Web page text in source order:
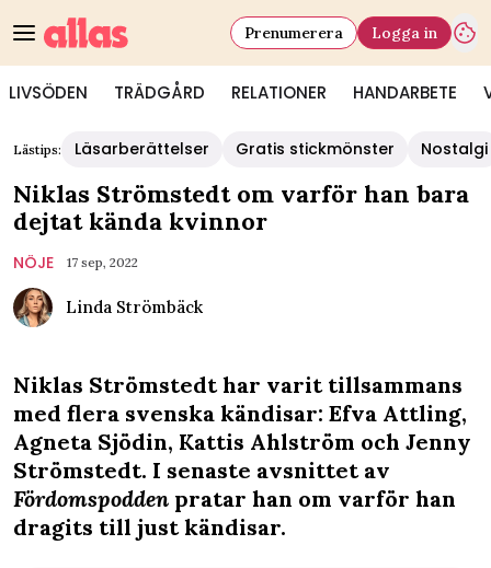
LIVSÖDEN TRÄDGÅRD RELATIONER HANDARBETE
Prenumerera Logga in
Lästips: Läsarberättelser Gratis stickmönster Nostalgi
Niklas Strömstedt om varför han bara
dejtat kända kvinnor
NÖJE 17 sep, 2022
Linda Strömbäck
Niklas Strömstedt har varit tillsammans
med flera svenska kändisar: Efva Attling,
Agneta Sjödin, Kattis Ahlström och Jenny
Strömstedt. I senaste avsnittet av
Fördomspodden pratar han om varför han
dragits till just kändisar.